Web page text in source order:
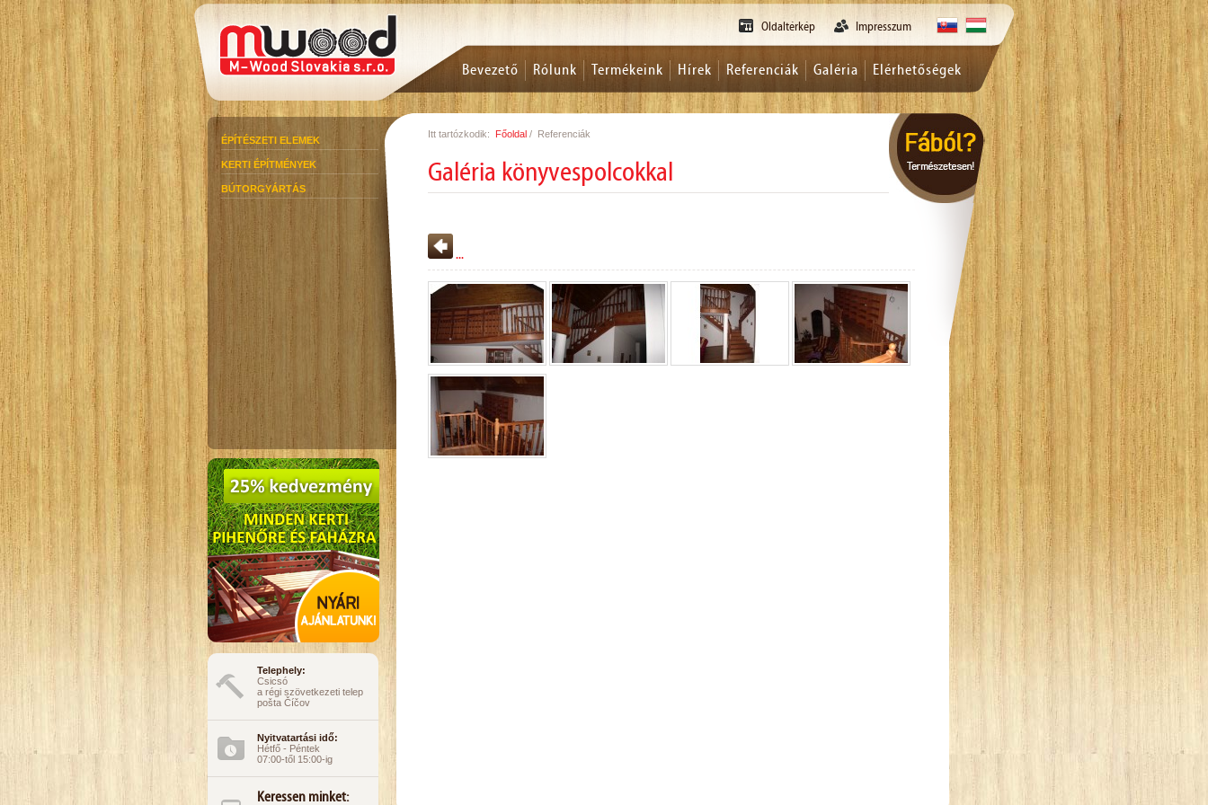
Oldaltérkép Impresszum
Bevezető Rólunk Termékeink Hírek Referenciák Galéria Elérhetőségek
ÉPÍTÉSZETI ELEMEK
KERTI ÉPÍTMÉNYEK
BÚTORGYÁRTÁS
Telephely:
Csicsó
a régi szövetkezeti telep
pošta Číčov
Nyitvatartási idő:
Hétfő - Péntek
07:00-től 15:00-ig
Keressen minket:
Itt tartózkodik: Főoldal / Referenciák
Galéria könyvespolcokkal
...